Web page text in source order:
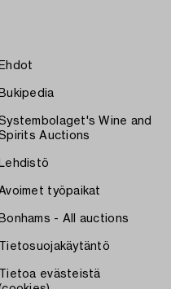
Ehdot
Bukipedia
Wine and
Auctions
Lehdistö
työpaikat
Bonhams - All auctions
Tietosuojakäytäntö
Tietoa evästeistä